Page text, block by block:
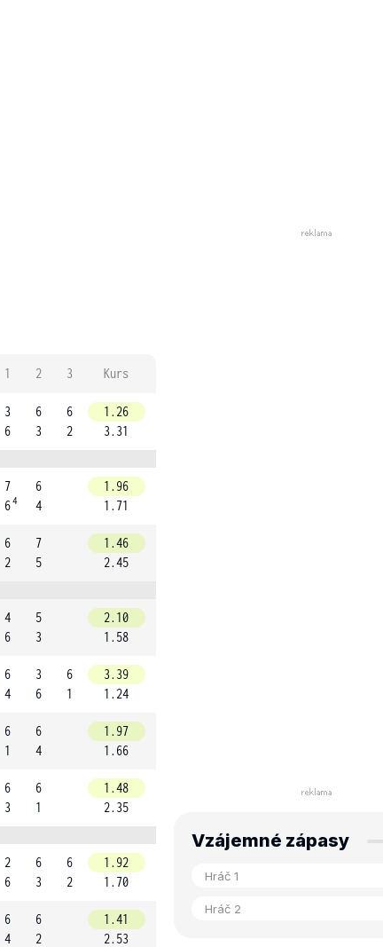
1 2 3 Kurs
3
6
6
3
6
2
1.26
3.31
7
64
6
4
1.96
1.71
6
2
7
5
1.46
2.45
4
6
5
3
2.10
1.58
6
4
3
6
6
1
3.39
1.24
6
1
6
4
1.97
1.66
6
3
6
1
1.48
2.35
2
6
6
3
6
2
1.92
1.70
6
4
6
2
1.41
2.53
Vzájemné zápasy